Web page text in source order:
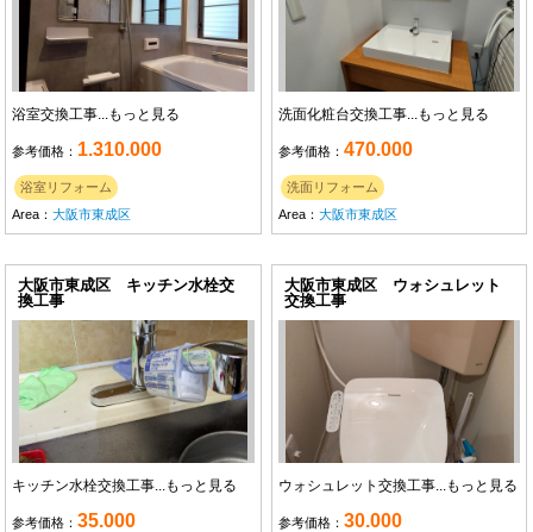
浴室交換工事...もっと見る
参考価格： 1.310.000
浴室リフォーム
Area：大阪市東成区
洗面化粧台交換工事...もっと見る
参考価格：470.000
洗面リフォーム
Area：大阪市東成区
大阪市東成区 キッチン水栓交
換工事
キッチン水栓交換工事... もっと見る
参考価格：35.000
大阪市東成区 ウォシュレット
交換工事
ウォシュレット交換工事... もっと見る
参考価格：30.000